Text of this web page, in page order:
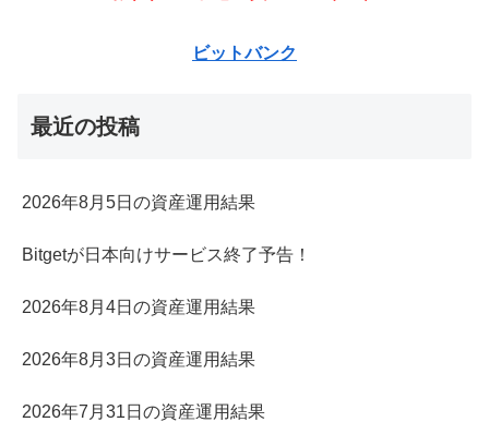
ビットバンク
最近の投稿
2026年8月5日の資産運用結果
Bitgetが日本向けサービス終了予告！
2026年8月4日の資産運用結果
2026年8月3日の資産運用結果
2026年7月31日の資産運用結果